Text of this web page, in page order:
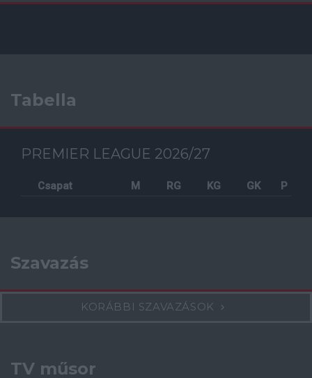
Tabella
PREMIER LEAGUE 2026/27
Csapat M RG KG GK P
Szavazás
KORÁBBI SZAVAZÁSOK
TV műsor